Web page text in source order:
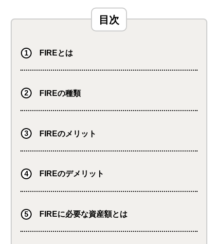
FIREとは
FIREの種類
FIREのメリット
FIREのデメリット
FIREに必要な資産額とは